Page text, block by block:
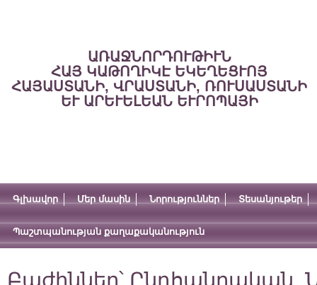
ԱՌԱՋՆՈՐԴՈՒԹԻՒՆ
ՀԱՅ ԿԱԹՈՂԻԿԷ ԵԿԵՂԵՑՒՈՅ
ՀԱՅԱՍՏԱՆԻ, ՎՐԱՍՏԱՆԻ, ՌՈՒՍԱՍՏԱՆԻ
ԵՒ ԱՐԵՒԵԼԵԱՆ ԵՒՐՈՊԱՅԻ
Գլխավոր Մեր մասին Նորություններ Տեսանյութեր
Պաշտպանության քաղաքականություն
Բաժիններ՝ Ընդհանրական,